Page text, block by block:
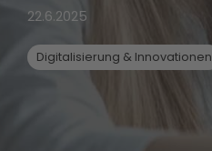
22.6.2025
Digitalisierung & Innovationen